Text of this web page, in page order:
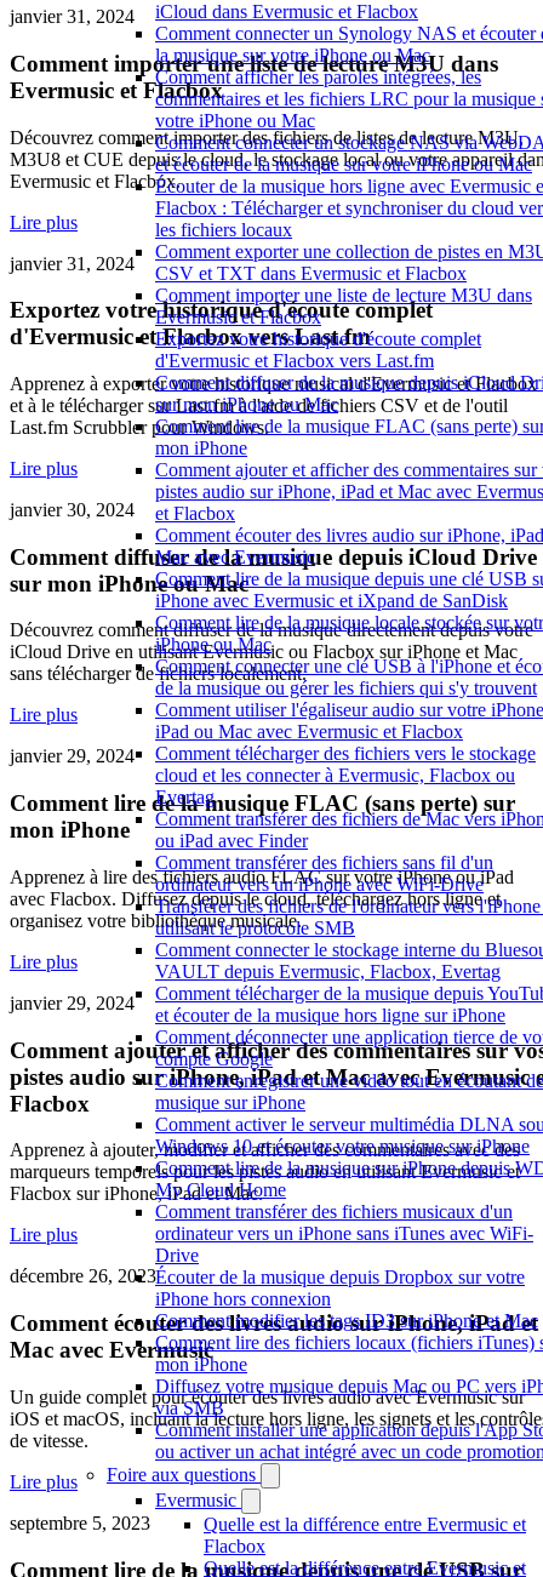
iCloud dans Evermusic et Flacbox
Comment connecter un Synology NAS et écouter
la musique sur votre iPhone ou Mac
Comment afficher les paroles intégrées, les
commentaires et les fichiers LRC pour la musique
votre iPhone ou Mac
Comment connecter un stockage NAS via
et écouter de la musique sur votre iPhone ou Mac
Écouter de la musique hors ligne avec Evermusic
Flacbox : Télécharger et synchroniser du cloud
les fichiers locaux
Comment exporter une collection de pistes en
CSV et TXT dans Evermusic et Flacbox
Comment importer une liste de lecture M3U dans
Evermusic et Flacbox
Exportez votre historique d'écoute complet
d'Evermusic et Flacbox vers Last.fm
Comment diffuser de la musique depuis iCloud
sur mon iPhone ou Mac
Comment lire de la musique FLAC (sans perte)
mon iPhone
Comment ajouter et afficher des commentaires sur
pistes audio sur iPhone, iPad et Mac avec
et Flacbox
Comment écouter des livres audio sur iPhone,
Mac avec Evermusic
Comment lire de la musique depuis une clé USB
iPhone avec Evermusic et iXpand de SanDisk
Comment lire de la musique locale stockée sur
iPhone ou Mac
Comment connecter une clé USB à l'iPhone et
de la musique ou gérer les fichiers qui s'y trouvent
Comment utiliser l'égaliseur audio sur votre
iPad ou Mac avec Evermusic et Flacbox
Comment télécharger des fichiers vers le stockage
cloud et les connecter à Evermusic, Flacbox ou
Evertag
Comment transférer des fichiers de Mac vers
ou iPad avec Finder
Comment transférer des fichiers sans fil d'un
ordinateur vers un iPhone avec WiFi-Drive
Transférer des fichiers de l'ordinateur vers
utilisant le protocole SMB
Comment connecter le stockage interne du
VAULT depuis Evermusic, Flacbox, Evertag
Comment télécharger de la musique depuis
et écouter de la musique hors ligne sur iPhone
Comment déconnecter une application tierce de
compte Google
Comment enregistrer une vidéo tout en écoutant
musique sur iPhone
Comment activer le serveur multimédia DLNA
Windows 10 et écouter votre musique sur iPhone
Comment lire de la musique sur iPhone depuis
My Cloud Home
Comment transférer des fichiers musicaux d'un
ordinateur vers un iPhone sans iTunes avec WiFi-
Drive
Écouter de la musique depuis Dropbox sur votre
iPhone hors connexion
Comment modifier les tags ID3 sur iPhone et Mac
Comment lire des fichiers locaux (fichiers iTunes)
mon iPhone
Diffusez votre musique depuis Mac ou PC vers
via SMB
Comment installer une application depuis l'App
ou activer un achat intégré avec un code
Foire aux questions
Evermusic
Quelle est la différence entre Evermusic et
Flacbox
Quelle est la différence entre Evermusic et
janvier 31, 2024
Comment importer une liste de lecture M3U dans
Evermusic et Flacbox
Découvrez comment importer des fichiers de listes de lecture M3U,
M3U8 et CUE depuis le cloud, le stockage local ou votre appareil
Evermusic et Flacbox.
Lire plus
janvier 31, 2024
Exportez votre historique d'écoute complet
d'Evermusic et Flacbox vers Last.fm
Apprenez à exporter votre historique musical d'Evermusic et Flacbox
et à le télécharger sur Last.fm à l'aide de fichiers CSV et de l'outil
Last.fm Scrubbler pour Windows.
Lire plus
janvier 30, 2024
Comment diffuser de la musique depuis iCloud Drive
sur mon iPhone ou Mac
Découvrez comment diffuser de la musique directement depuis votre
iCloud Drive en utilisant Evermusic ou Flacbox sur iPhone et Mac
sans télécharger de fichiers localement.
Lire plus
janvier 29, 2024
Comment lire de la musique FLAC (sans perte) sur
mon iPhone
Apprenez à lire des fichiers audio FLAC sur votre iPhone ou iPad
avec Flacbox. Diffusez depuis le cloud, téléchargez hors ligne et
organisez votre bibliothèque musicale.
Lire plus
janvier 29, 2024
Comment ajouter et afficher des commentaires sur
pistes audio sur iPhone, iPad et Mac avec Evermusic
Flacbox
Apprenez à ajouter, modifier et afficher des commentaires avec des
marqueurs temporels pour les pistes audio en utilisant Evermusic et
Flacbox sur iPhone, iPad et Mac.
Lire plus
décembre 26, 2023
Comment écouter des livres audio sur iPhone, iPad et
Mac avec Evermusic
Un guide complet pour écouter des livres audio avec Evermusic sur
iOS et macOS, incluant la lecture hors ligne, les signets et les
de vitesse.
Lire plus
septembre 5, 2023
Comment lire de la musique depuis une clé USB sur